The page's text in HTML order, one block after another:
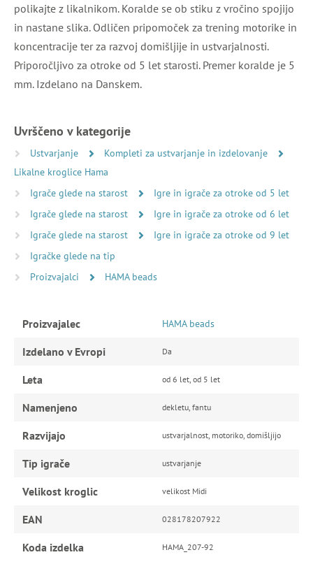
polikajte z likalnikom. Koralde se ob stiku z vročino spojijo
in nastane slika. Odličen pripomoček za trening motorike in
koncentracije ter za razvoj domišljije in ustvarjalnosti.
Priporočljivo za otroke od 5 let starosti. Premer koralde je 5
mm. Izdelano na Danskem.
Uvrščeno v kategorije
Ustvarjanje
Kompleti za ustvarjanje in izdelovanje
Likalne kroglice Hama
Igrače glede na starost
Igre in igrače za otroke od 5 let
Igrače glede na starost
Igre in igrače za otroke od 6 let
Igrače glede na starost
Igre in igrače za otroke od 9 let
Igračke glede na tip
Proizvajalci
HAMA beads
Proizvajalec HAMA beads
Izdelano v Evropi Da
Leta od 6 let, od 5 let
Namenjeno dekletu, fantu
Razvijajo ustvarjalnost, motoriko, domišljijo
Tip igrače ustvarjanje
Velikost kroglic velikost Midi
EAN 028178207922
Koda izdelka HAMA_207-92